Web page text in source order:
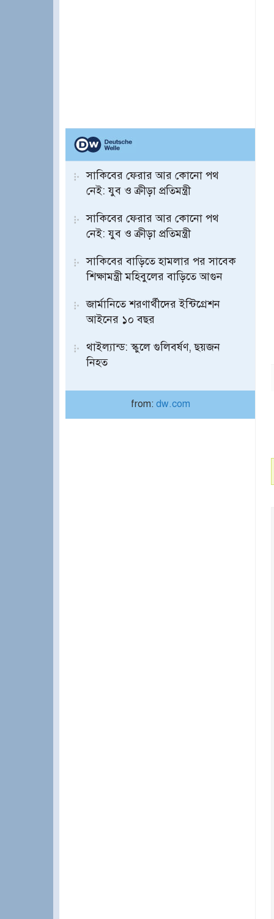
সাকিবের ফেরার আর কোনো পথ
নেই: যুব ও ক্রীড়া প্রতিমন্ত্রী
সাকিবের ফেরার আর কোনো পথ
নেই: যুব ও ক্রীড়া প্রতিমন্ত্রী
সাকিবের বাড়িতে হামলার পর সাবেক
শিক্ষামন্ত্রী মহিবুলের বাড়িতে আগুন
জার্মানিতে শরণার্থীদের ইন্টিগ্রেশন
আইনের ১০ বছর
থাইল্যান্ড: স্কুলে গুলিবর্ষণ, ছয়জন
নিহত
from: dw.com